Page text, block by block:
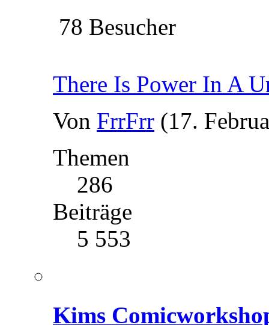
78 Besucher
There Is Power In A
Von FrrFrr (17.
Themen
286
Beiträge
5 553
Kims